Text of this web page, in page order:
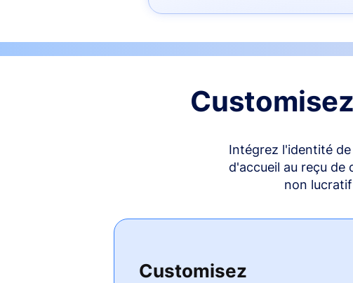
Intégrez l'identité
d'accueil au reçu
non
Customisez